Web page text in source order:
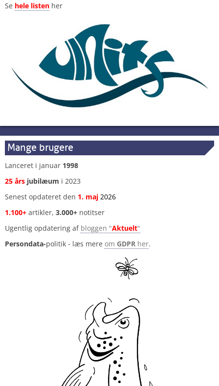
Se hele listen her
Mange brugere
Lanceret i januar 1998
25 års jubilæum i 2023
Senest opdateret den 1. maj 2026
1.100+ artikler, 3.000+ notitser
Ugentlig opdatering af bloggen "Aktuelt"
Persondata-politik - læs mere om GDPR her.